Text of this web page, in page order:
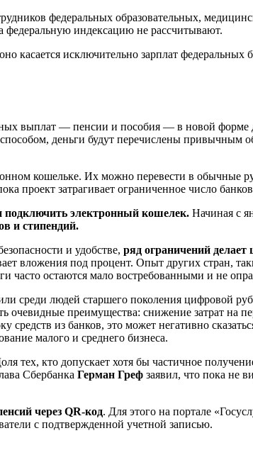
федеральных образовательных,
федеральную индексацию не рассчитывают.
касается исключительно зарплат
выплат — пенсии и пособия — в новой
деньги будут перечислены привычным
кошельке. Их можно перевести в обычные
проект затрагивает ограниченное число
подключить электронный кошелек. Начиная с
и стипендий.
и удобстве, ряд ограничений
вложения под процент. Опыт других стран,
часто остаются мало востребованными и не
среди людей старшего поколения цифровой
очевидные преимущества: снижение затрат на
из банков, это может негативно
малого и среднего бизнеса.
тех, кто допускает хотя бы частичное
Сбербанка Герман Греф заявил, что пока не
через QR-код. Для этого на портале
с подтвержденной учетной записью.